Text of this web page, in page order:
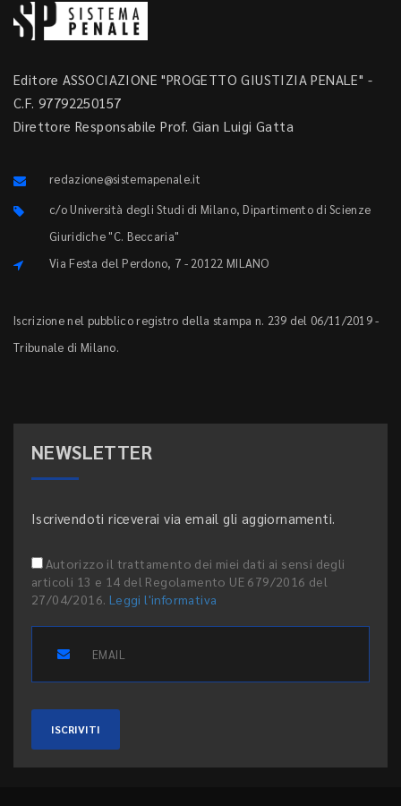
Editore ASSOCIAZIONE "PROGETTO GIUSTIZIA PENALE" -
C.F. 97792250157
Direttore Responsabile Prof. Gian Luigi Gatta
redazione@sistemapenale.it
c/o Università degli Studi di Milano, Dipartimento di Scienze
Giuridiche "C. Beccaria"
Via Festa del Perdono, 7 - 20122 MILANO
Iscrizione nel pubblico registro della stampa n. 239 del 06/11/2019 -
Tribunale di Milano.
NEWSLETTER
Iscrivendoti riceverai via email gli aggiornamenti.
Autorizzo il trattamento dei miei dati ai sensi degli
articoli 13 e 14 del Regolamento UE 679/2016 del
27/04/2016. Leggi l'informativa
ISCRIVITI